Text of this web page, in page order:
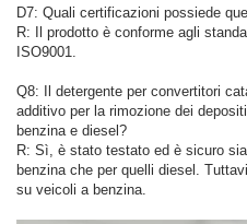
D7: Quali certificazioni possiede
R: Il prodotto è conforme agli
ISO9001.
Q8: Il detergente per convertitori
additivo per la rimozione dei
benzina e diesel?
R: Sì, è stato testato ed è sicuro
benzina che per quelli diesel.
su veicoli a benzina.